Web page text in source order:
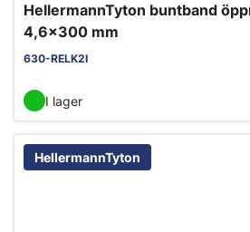
HellermannTyton buntband
4,6x300 mm
630-RELK2I
I lager
HellermannTyton